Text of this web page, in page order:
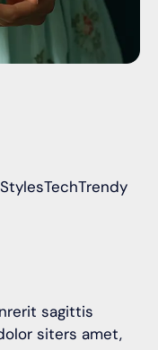
StylesTechTrendy
sagittis
siters amet,